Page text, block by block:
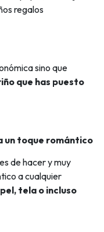
regalos
sino que
que has puesto
un toque romántico
de hacer y muy
a cualquier
tela o incluso